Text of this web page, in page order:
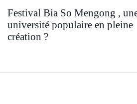
Festival Bia So Mengong ,
université populaire en pleine
création ?